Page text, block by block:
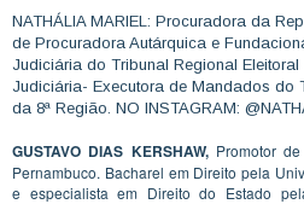
NATHÁLIA MARIEL: Procuradora da
de Procuradora Autárquica e
Judiciária do Tribunal Regional
Judiciária- Executora de Mandados do
da 8ª Região. NO INSTAGRAM:
GUSTAVO DIAS KERSHAW, Promotor
Pernambuco. Bacharel em Direito pela
e especialista em Direito do Estado